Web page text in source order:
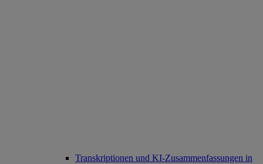
Transkriptionen und KI-Zusammenfassungen in